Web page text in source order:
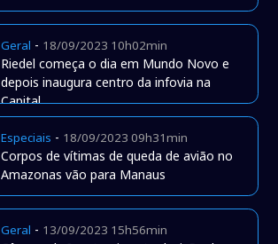
Geral - 18/09/2023 10h02min
Riedel começa o dia em Mundo Novo e
depois inaugura centro da infovia na
Capital
Especiais - 18/09/2023 09h31min
Corpos de vítimas de queda de avião no
Amazonas vão para Manaus
Geral - 13/09/2023 15h56min